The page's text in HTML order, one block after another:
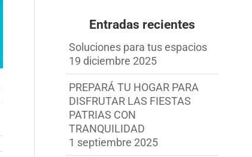
Entradas recientes
Soluciones para tus espacios
19 diciembre 2025
PREPARÁ TU HOGAR PARA
DISFRUTAR LAS FIESTAS
PATRIAS CON
TRANQUILIDAD
1 septiembre 2025